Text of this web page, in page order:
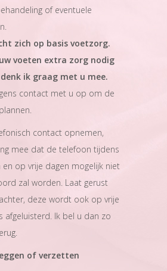
of eventuele
zich op basis voetzorg.
voeten extra zorg nodig
ik graag met u mee.
contact met u op om de
contact opnemen,
mee dat de telefoon tijdens
en op vrije dagen mogelijk niet
zal worden. Laat gerust
deze wordt ook op vrije
afgeluisterd. Ik bel u dan zo
of verzetten